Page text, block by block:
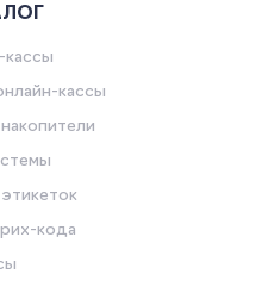
кассы
кассы
кода